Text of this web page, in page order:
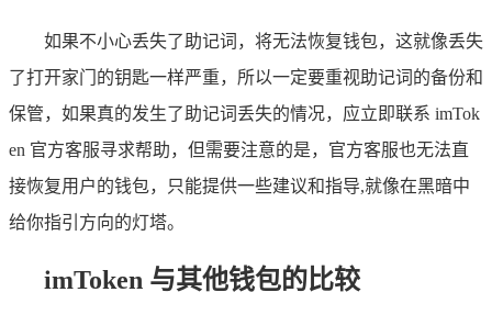
如果不小心丢失了助记词，将无法恢复钱包，这就像丢失
了打开家门的钥匙一样严重，所以一定要重视助记词的备份和
保管，如果真的发生了助记词丢失的情况，应立即联系 imTok
en 官方客服寻求帮助，但需要注意的是，官方客服也无法直
接恢复用户的钱包，只能提供一些建议和指导,就像在黑暗中
给你指引方向的灯塔。
imToken 与其他钱包的比较